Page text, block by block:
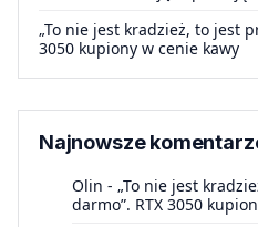
„To nie jest kradzież, to jest
3050 kupiony w cenie kawy
Najnowsze
Olin - „To nie jest
darmo”. RTX 3050